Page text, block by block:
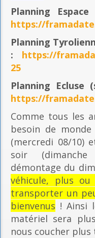
Planning
https://
Planning
: https://
25
Planning Ecluse
https://
Comme tous les
besoin de
(mercredi 08/10)
soir
démontage du
véhicule, plus
transporter un
bienvenus ! Ainsi
matériel sera
nous coucher plus